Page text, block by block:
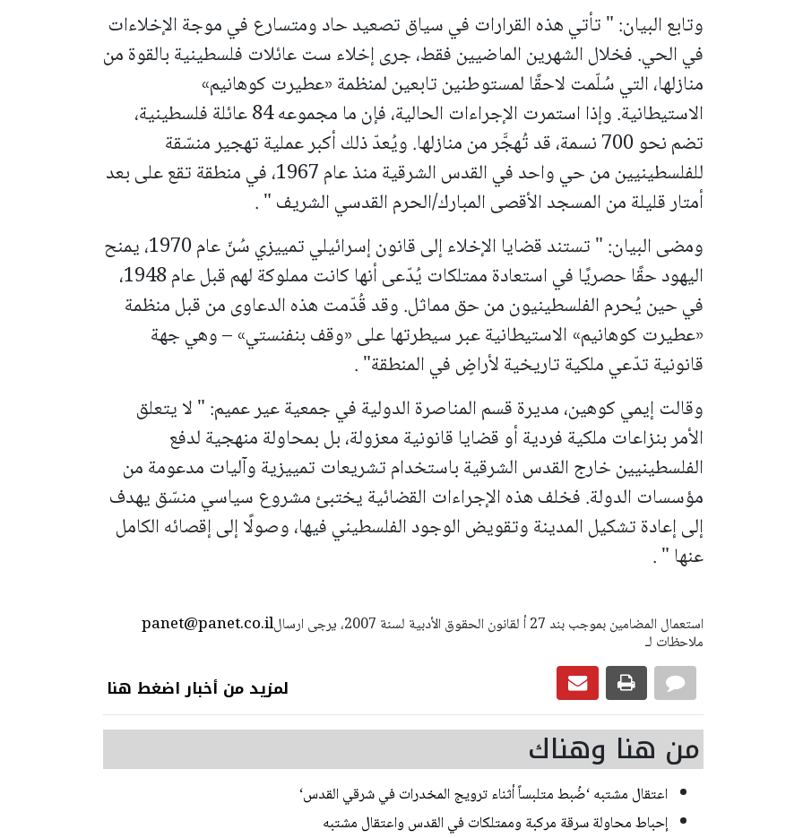
وتابع البيان: " تأتي هذه القرارات في سياق تصعيد حاد ومتسارع في موجة الإخلاءات
في الحي. فخلال الشهرين الماضيين فقط، جرى إخلاء ست عائلات فلسطينية بالقوة من
منازلها، التي سُلّمت لاحقًا لمستوطنين تابعين لمنظمة «عطيرت كوهانيم»
الاستيطانية.
وإذا استمرت الإجراءات الحالية، فإن ما مجموعه 84 عائلة فلسطينية،
تضم نحو 700 نسمة، قد تُهجَّر من منازلها. ويُعدّ ذلك أكبر عملية تهجير منسّقة
للفلسطينيين من حي واحد في القدس الشرقية منذ عام 1967، في منطقة تقع على بعد
أمتار قليلة من المسجد الأقصى المبارك/الحرم القدسي الشريف " .
ومضى البيان: " تستند قضايا الإخلاء إلى قانون إسرائيلي تمييزي سُنّ عام 1970، يمنح
اليهود حقًا حصريًا في استعادة ممتلكات يُدّعى أنها كانت مملوكة لهم قبل عام 1948،
في حين يُحرم الفلسطينيون من حق مماثل. وقد قُدّمت هذه الدعاوى من قبل منظمة
«عطيرت كوهانيم» الاستيطانية عبر سيطرتها على «وقف بنفنستي» – وهي جهة
قانونية تدّعي ملكية تاريخية لأراضٍ في المنطقة" .
وقالت إيمي كوهين، مديرة قسم المناصرة الدولية في جمعية عير عميم: "لا يتعلق
الأمر بنزاعات ملكية فردية أو قضايا قانونية معزولة، بل بمحاولة منهجية لدفع
الفلسطينيين خارج القدس الشرقية باستخدام تشريعات تمييزية وآليات مدعومة من
مؤسسات الدولة. فخلف هذه الإجراءات القضائية يختبئ مشروع سياسي منسّق يهدف
إلى إعادة تشكيل المدينة وتقويض الوجود الفلسطيني فيها، وصولًا إلى إقصائه الكامل
عنها " .
panet@panet.co.ilاستعمال المضامين بموجب بند 27 أ لقانون الحقوق الأدبية لسنة 2007، يرجى ارسال
ملاحظات لـ
لمزيد من أخبار اضغط هنا
من هنا وهناك
اعتقال مشتبه ‘ضُبط متلبساً أثناء ترويج المخدرات في شرقي القدس‘
إحباط محاولة سرقة مركبة وممتلكات في القدس واعتقال مشتبه